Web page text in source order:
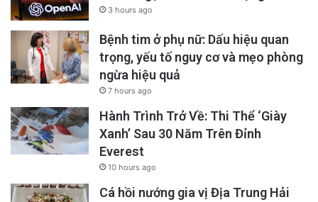
3 hours ago
Bệnh tim ở phụ nữ: Dấu hiệu quan
trọng, yếu tố nguy cơ và mẹo phòng
ngừa hiệu quả
7 hours ago
Hành Trình Trở Về: Thi Thể ‘Giày
Xanh’ Sau 30 Năm Trên Đỉnh
Everest
10 hours ago
Cá hồi nướng gia vị Địa Trung Hải